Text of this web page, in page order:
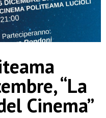
“La
Cinema”